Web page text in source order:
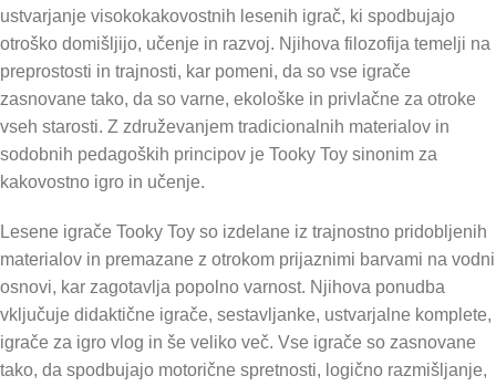
ustvarjanje visokokakovostnih lesenih igrač, ki spodbujajo
otroško domišljijo, učenje in razvoj. Njihova filozofija temelji na
preprostosti in trajnosti, kar pomeni, da so vse igrače
zasnovane tako, da so varne, ekološke in privlačne za otroke
vseh starosti. Z združevanjem tradicionalnih materialov in
sodobnih pedagoških principov je Tooky Toy sinonim za
kakovostno igro in učenje.
Lesene igrače Tooky Toy so izdelane iz trajnostno pridobljenih
materialov in premazane z otrokom prijaznimi barvami na vodni
osnovi, kar zagotavlja popolno varnost. Njihova ponudba
vključuje didaktične igrače, sestavljanke, ustvarjalne komplete,
igrače za igro vlog in še veliko več. Vse igrače so zasnovane
tako, da spodbujajo motorične spretnosti, logično razmišljanje,